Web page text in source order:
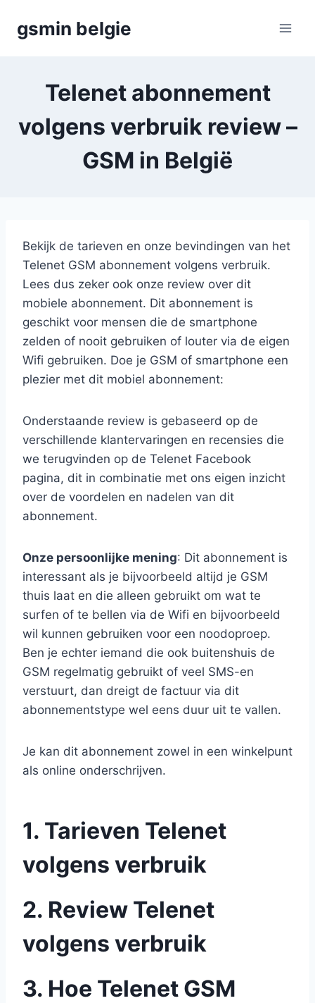
gsmin belgie
Telenet abonnement
volgens verbruik review –
GSM in België
Bekijk de tarieven en onze bevindingen van het
Telenet GSM abonnement volgens verbruik.
Lees dus zeker ook onze review over dit
mobiele abonnement. Dit abonnement is
geschikt voor mensen die de smartphone
zelden of nooit gebruiken of louter via de eigen
Wifi gebruiken. Doe je GSM of smartphone een
plezier met dit mobiel abonnement:
Onderstaande review is gebaseerd op de
verschillende klantervaringen en recensies die
we terugvinden op de Telenet Facebook
pagina, dit in combinatie met ons eigen inzicht
over de voordelen en nadelen van dit
abonnement.
Onze persoonlijke mening: Dit abonnement is
interessant als je bijvoorbeeld altijd je GSM
thuis laat en die alleen gebruikt om wat te
surfen of te bellen via de Wifi en bijvoorbeeld
wil kunnen gebruiken voor een noodoproep.
Ben je echter iemand die ook buitenshuis de
GSM regelmatig gebruikt of veel SMS-en
verstuurt, dan dreigt de factuur via dit
abonnementstype wel eens duur uit te vallen.
Je kan dit abonnement zowel in een winkelpunt
als online onderschrijven.
1. Tarieven Telenet
volgens verbruik
2. Review Telenet
volgens verbruik
3. Hoe Telenet GSM